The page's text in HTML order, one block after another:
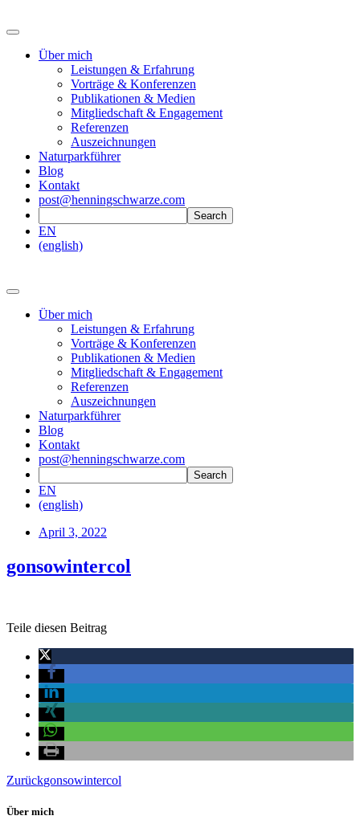
Über mich
Leistungen & Erfahrung
Vorträge & Konferenzen
Publikationen & Medien
Mitgliedschaft & Engagement
Referenzen
Auszeichnungen
Naturparkführer
Blog
Kontakt
post@henningschwarze.com
EN
(english)
Über mich
Leistungen & Erfahrung
Vorträge & Konferenzen
Publikationen & Medien
Mitgliedschaft & Engagement
Referenzen
Auszeichnungen
Naturparkführer
Blog
Kontakt
post@henningschwarze.com
EN
(english)
April 3, 2022
gonsowintercol
Teile diesen Beitrag
Zurückgonsowintercol
Über mich